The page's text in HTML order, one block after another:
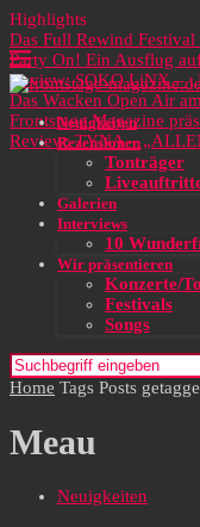
Highlights
Das Full Rewind Festival
Party On! Ein Ausflug
Review: SOKO LiNX –
Das Wacken Open Air
Frontstage Magazine
Review: TYNA –
Neuigkeiten
Rezensionen
Tonträger
Galerien
Interviews
10
Wir präsentieren
Konzerte/
Festivals
Songs
Home Tags Posts
Meau
Neuigkeiten